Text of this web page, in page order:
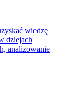
wiedzę
dziejach
analizowanie